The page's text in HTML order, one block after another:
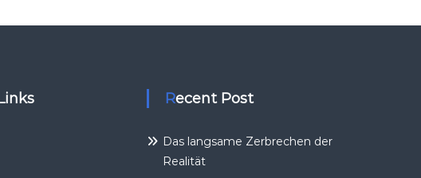
Recent Post
Das langsame Zerbrechen der
Realität